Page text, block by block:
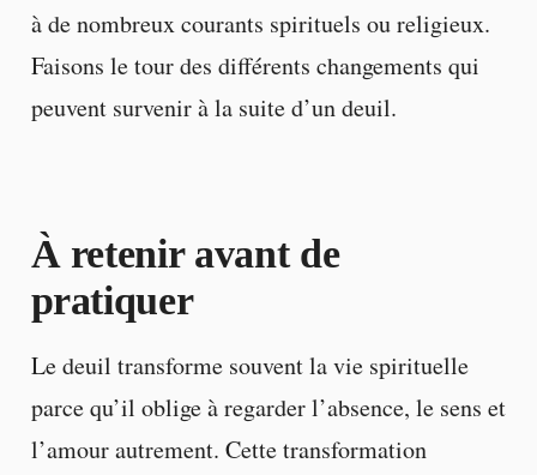
à de nombreux courants spirituels ou religieux.
Faisons le tour des différents changements qui
peuvent survenir à la suite d’un deuil.
À retenir avant de
pratiquer
Le deuil transforme souvent la vie spirituelle
parce qu’il oblige à regarder l’absence, le sens et
l’amour autrement. Cette transformation